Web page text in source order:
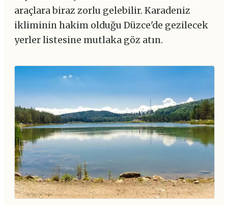
araçlara biraz zorlu gelebilir. Karadeniz
ikliminin hakim olduğu Düzce'de gezilecek
yerler listesine mutlaka göz atın.